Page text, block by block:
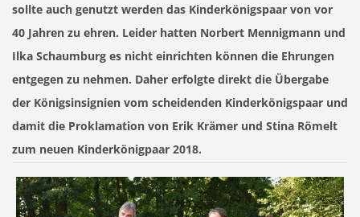
sollte auch genutzt werden das Kinderkönigspaar von vor
40 Jahren zu ehren. Leider hatten Norbert Mennigmann und
Ilka Schaumburg es nicht einrichten können die Ehrungen
entgegen zu nehmen. Daher erfolgte direkt die Übergabe
der Königsinsignien vom scheidenden Kinderkönigspaar und
damit die Proklamation von Erik Krämer und Stina Römelt
zum neuen Kinderkönigpaar 2018.